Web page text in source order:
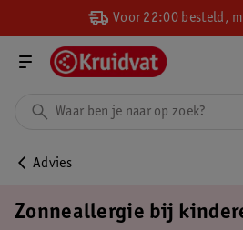
Voor 22:00 besteld,
Advies
Zonneallergie bij